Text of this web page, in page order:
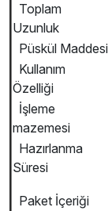
Toplam
Uzunluk
Püskül Maddesi
Kullanım
Özelliği
İşleme
mazemesi
Hazırlanma
Süresi
Paket İçeriği